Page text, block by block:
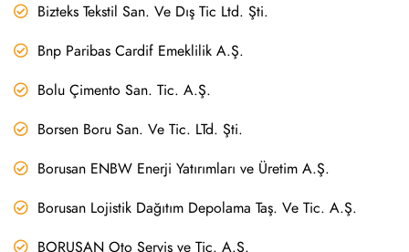
Bizteks Tekstil San. Ve Dış Tic Ltd. Şti.
Bnp Paribas Cardif Emeklilik A.Ş.
Bolu Çimento San. Tic. A.Ş.
Borsen Boru San. Ve Tic. LTd. Şti.
Borusan ENBW Enerji Yatırımları ve Üretim A.Ş.
Borusan Lojistik Dağıtım Depolama Taş. Ve Tic. A.Ş.
BORUSAN Oto Servis ve Tic. A.Ş.